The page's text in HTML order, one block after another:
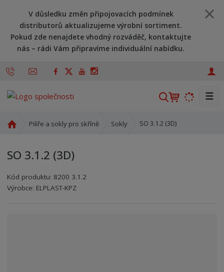
V důsledku změn připojovacích podmínek
distributorů aktualizujeme výrobní sortiment.
Pokud zde nenajdete vhodný rozváděč, kontaktujte
nás – rádi Vám připravíme individuální nabídku.
V
h
☰
d
í
s
Pilíře a sokly pro skříně Sokly SO 3.1.2 (3D)
SO 3.1.2 (3D)
Kód produktu: 8200 3.1.2
Kód výrobce: 8595208606410
Kód dodavatele:8595208606410
Výrobce: ELPLAST-KPZ